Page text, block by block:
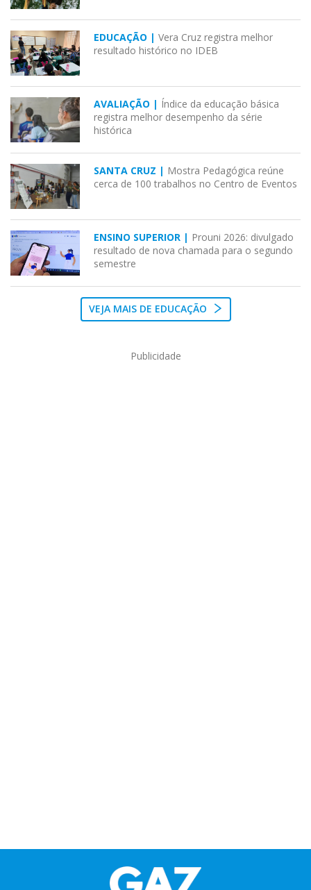
EDUCAÇÃO | Vera Cruz registra melhor
resultado histórico no IDEB
AVALIAÇÃO | Índice da educação básica
registra melhor desempenho da série
histórica
SANTA CRUZ | Mostra Pedagógica reúne
cerca de 100 trabalhos no Centro de Eventos
ENSINO SUPERIOR | Prouni 2026: divulgado
resultado de nova chamada para o segundo
semestre
VEJA MAIS DE EDUCAÇÃO
Publicidade